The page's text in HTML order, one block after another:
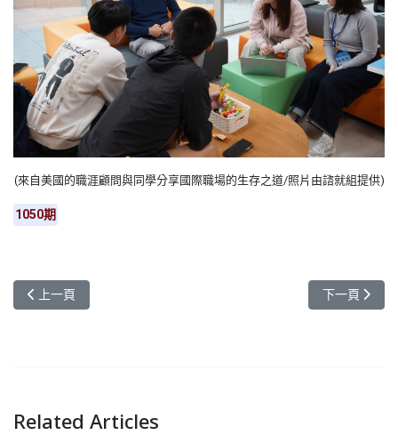
(來自美國的職涯顧問與同學分享國際職場的生存之道/照片由諮就組提供)
1050期
上一篇文章: 元智大學國際語言文化中心20周年 打造雙語教育與國
上一頁 下一篇文章:
下一頁
Related Articles